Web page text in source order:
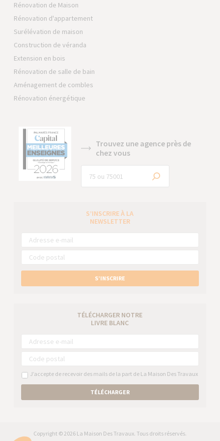
Rénovation de Maison
Rénovation d'appartement
Surélévation de maison
Construction de véranda
Extension en bois
Rénovation de salle de bain
Aménagement de combles
Rénovation énergétique
Trouvez une agence près de
chez vous
S’INSCRIRE À LA
NEWSLETTER
S’INSCRIRE
TÉLÉCHARGER NOTRE
LIVRE BLANC
J’accepte de recevoir des mails de la part de La Maison Des Travaux
TÉLÉCHARGER
Copyright © 2026 La Maison Des Travaux. Tous droits réservés.